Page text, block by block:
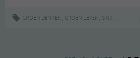
een
GROEN DENKEN, GROEN LEVEN, STIJL |